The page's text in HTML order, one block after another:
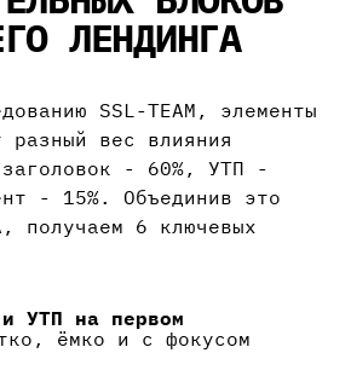
ЛЕНДИНГА
SSL-TEAM, элементы
разный вес влияния
- 60%, УТП -
- 15%. Объединив это
получаем 6 ключевых
УТП на первом
ёмко и с фокусом